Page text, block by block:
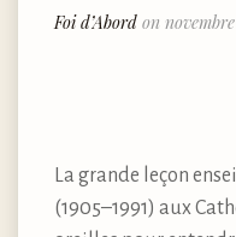
Foi d’Abord on
La grande leçon
(1905–1991) aux